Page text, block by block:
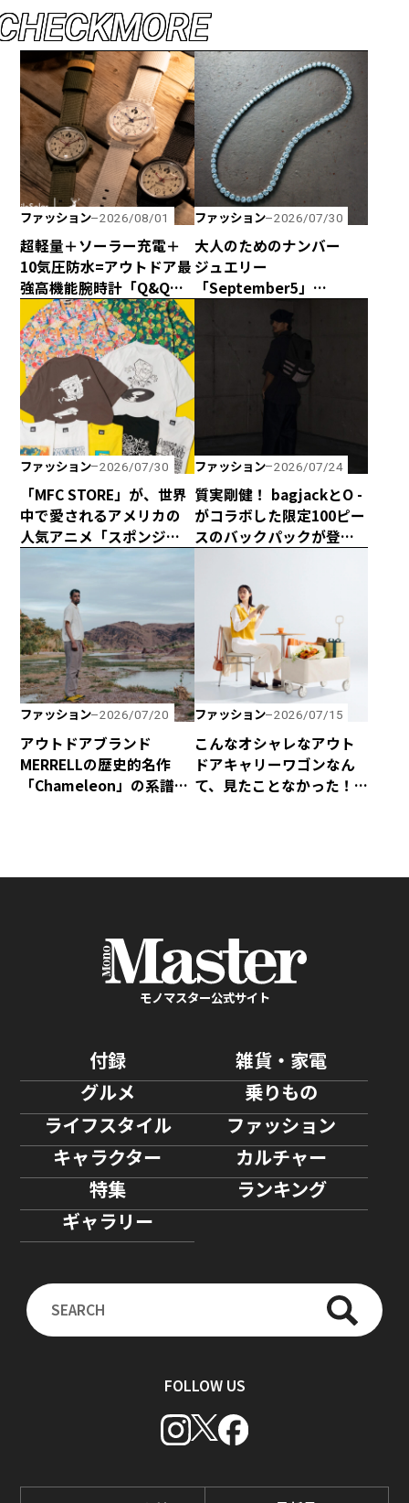
HECKMORE
ファッション 2026/08/01
超軽量＋ソーラー充電＋
10気圧防水=アウトドア最
強高機能腕時計「Q&Q
Smile Solar × CAPTAIN
STAG」のダブル50周年記
念コラボウォッチが誕
生！
ファッション 2026/07/30
大人のためのナンバー
ジュエリー
「September5」
の“September5 Number
Series”に新アイテムが登
場！ エシカルな輝きで
日常に寄り添う「ラボグ
ロウンダイヤモンド」の
魅力とは？
ファッション 2026/07/30
「MFC STORE」が、世界
中で愛されるアメリカの
人気アニメ「スポンジ・
ボブ」とコラボアイテム
ファッション 2026/07/24
質実剛健！ bagjackとO -
がコラボした限定100ピー
スのバックパックが登
ファッション 2026/07/20
アウトドアブランド
MERRELLの歴史的名作
「Chameleon」の系譜を
ファッション 2026/07/15
こんなオシャレなアウト
ドアキャリーワゴンなん
て、見たことなかった！
モノマスター公式サイト
付録
雑貨・家電
グルメ
乗りもの
ライフスタイル
ファッション
キャラクター
カルチャー
特集
ランキング
ギャラリー
FOLLOW US